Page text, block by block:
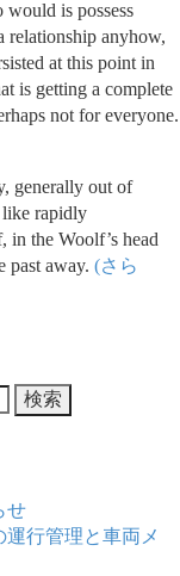
is possess
relationship anyhow,
at this point in
is getting a complete
not for everyone.
generally out of
like rapidly
the Woolf’s head
past away. (さら
せ
運行管理と車両メ